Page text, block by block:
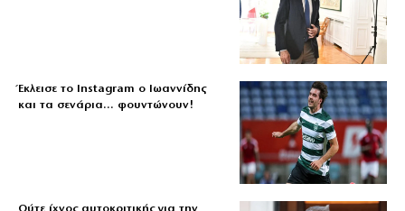
Έκλεισε το Instagram ο Ιωαννίδης
και τα σενάρια… φουντώνουν!
Ούτε ίχνος αυτοκριτικής για την